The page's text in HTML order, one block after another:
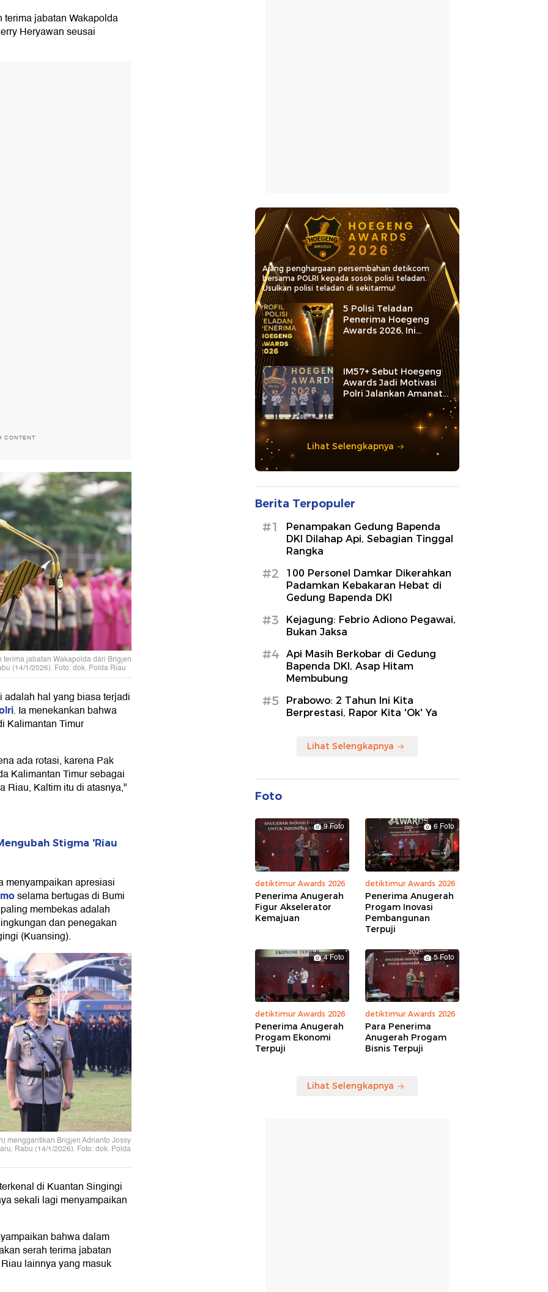
jabatan Wakapolda
Heryawan seusai
CONTENT
jabatan Wakapolda dari Brigjen
(14/1/2026). Foto: dok. Polda Riau
hal yang biasa terjadi
. Ia menekankan bahwa
Kalimantan Timur
ada rotasi, karena Pak
Kalimantan Timur sebagai
Riau, Kaltim itu di atasnya,"
Stigma 'Riau
menyampaikan apresiasi
selama bertugas di Bumi
membekas adalah
dan penegakan
(Kuansing).
menggantikan Brigjen Adrianto Jossy
Rabu (14/1/2026). Foto: dok. Polda
di Kuantan Singingi
sekali lagi menyampaikan
bahwa dalam
serah terima jabatan
lainnya yang masuk
Ajang penghargaan persembahan detikcom
bersama POLRI kepada sosok polisi teladan.
Usulkan polisi teladan di sekitarmu!
5 Polisi Teladan
Penerima Hoegeng
Awards 2026, Ini
Kategori dan Kiprahnya
IM57+ Sebut Hoegeng
Awards Jadi Motivasi
Polri Jalankan Amanat
Lihat Selengkapnya
Berita Terpopuler
#1
Penampakan Gedung Bapenda
DKI Dilahap Api, Sebagian Tinggal
Rangka
#2
100 Personel Damkar Dikerahkan
Padamkan Kebakaran Hebat di
Gedung Bapenda DKI
#3
Kejagung: Febrio Adiono Pegawai,
Bukan Jaksa
#4
Api Masih Berkobar di Gedung
Bapenda DKI, Asap Hitam
Membubung
#5
Prabowo: 2 Tahun Ini Kita
Berprestasi, Rapor Kita 'Ok' Ya
Lihat Selengkapnya
Foto
9 Foto
detiktimur Awards 2026
Penerima Anugerah
Figur Akselerator
Kemajuan
6 Foto
detiktimur Awards 2026
Penerima Anugerah
Progam Inovasi
Pembangunan
Terpuji
4 Foto
detiktimur Awards 2026
Penerima Anugerah
Progam Ekonomi
Terpuji
5 Foto
detiktimur Awards 2026
Para Penerima
Anugerah Progam
Bisnis Terpuji
Lihat Selengkapnya